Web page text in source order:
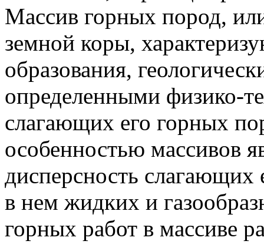
Массив горных пород,
земной коры,
образования,
определенными физико-
слагающих его горных
особенностью массивов
дисперсность слагающих
в нем жидких и
горных работ в массиве